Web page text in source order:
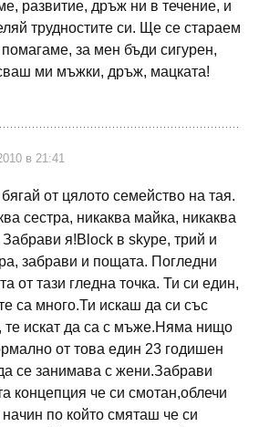
развитие, дръж ни в течение, и
трудностите си. Ще се стараем
помагаме, за мен бъди сигурен,
ми мъжки, дръж, мацката!
в 21:41
бягай от цялото семейство на тая.
сестра, никаква майка, никаква
Забрави я!Block в skype, трий и
забрави и пощата. Погледни
от тази гледна точка. Ти си един,
са много.Ти искаш да си със
те искат да са с мъже.Няма нищо
от това един 23 годишен
се занимава с жени.Забрави
концепция че си смотан,облечи
по който смяташ че си